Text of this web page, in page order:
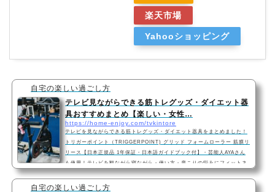
楽天市場
Yahooショッピング
自宅の楽しい過ごし方
テレビ見ながらできる筋トレグッズ・ダイエット器
具おすすめまとめ【楽しい・女性…
https://home-enjoy.com/tvkintore
テレビを見ながらできる筋トレグッズ・ダイエット器具をまとめました！
トリガーポイント（TRIGGERPOINT) グリッド フォームローラー 筋膜リ
リース【日本正規品 1年保証・日本語ガイドブック付】・芸能人AYAさん
も使用！テレビを観ながら寝ながら・使い方・肩こりの悩みにフィットネ
スモデルのAYAさんもテレビを観ながら使っているのが『【日本正規品 1
年保証】 トリガーポイント(TRIGGERPOINT) グリッド フォームローラ
自宅の楽しい過ごし方